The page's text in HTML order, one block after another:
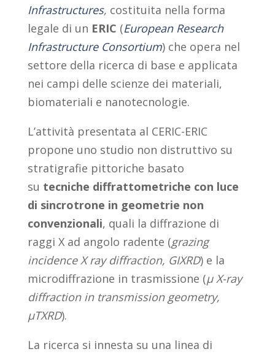
Infrastructures, costituita nella forma
legale di un ERIC (European Research
Infrastructure Consortium) che opera nel
settore della ricerca di base e applicata
nei campi delle scienze dei materiali,
biomateriali e nanotecnologie.
L’attività presentata al CERIC-ERIC
propone uno studio non distruttivo su
stratigrafie pittoriche basato
su tecniche diffrattometriche con luce
di sincrotrone in geometrie non
convenzionali, quali la diffrazione di
raggi X ad angolo radente (grazing
incidence X ray diffraction, GIXRD) e la
microdiffrazione in trasmissione (μ X-ray
diffraction in transmission geometry,
μTXRD).
La ricerca si innesta su una linea di